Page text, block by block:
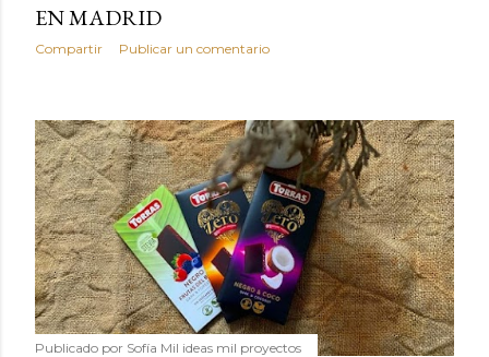
EN MADRID
Compartir Publicar un comentario
Publicado por Sofía Mil ideas mil proyectos